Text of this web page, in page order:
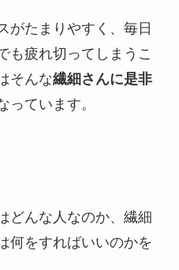
がたまりやすく、毎日
も疲れ切ってしまうこ
そんな繊細さんに是非
っています。
どんな人なのか、繊細
何をすればいいのかを